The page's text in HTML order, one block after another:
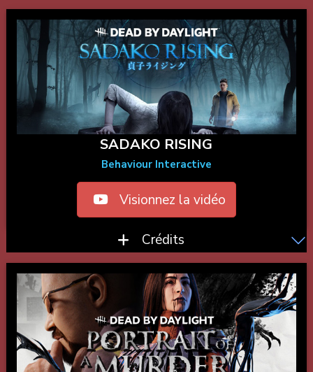
SADAKO RISING
Behaviour Interactive
Visionnez la vidéo
Crédits